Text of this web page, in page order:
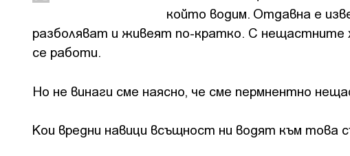
който водим. Отдавна е
разболяват и живеят по-кратко. С нещастните
се работи.
Но не винаги сме наясно, че сме пермнентно
Кои вредни навици всъщност ни водят към това